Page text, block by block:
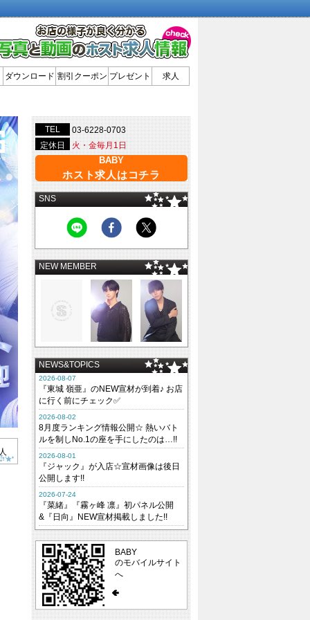
ダウンロード 割引クーポン プレゼント 求人
TEL
03-6228-0703
定休日
火・金毎月1日
BABY
ホスト求人はコチラ
SNS
NEW MEMBER
NEWS&TOPICS
2026-08-07
『東城 嶺亜』のNEW宣材が到着♪ お店
に行く前にチェック✅
2026-08-02
8月度ランキング情報公開☆ 熱いバト
ルを制しNo.1の座を手にしたのは…!!
2026-08-01
『ジャック』が入店☆宣材画像は後日
公開します!!
2026-07-24
『菜緒』『霧ヶ峰 凛』初パネル公開
&『日向』NEW宣材掲載しました!!
BABY
のモバイルサイト
へ